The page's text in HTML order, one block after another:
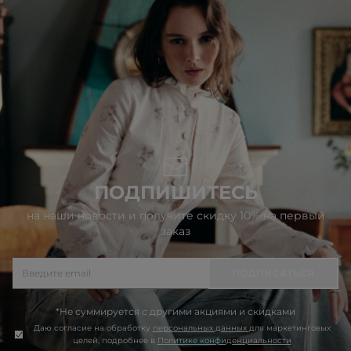
ПОДПИШИТЕСЬ
на наши новости и получите скидку 10% на первый
заказ
*Не суммируется с другими акциями и скидками
Даю согласие на обработку персональных данных для маркетинговых
целей, подробнее в Политике конфиденциальности